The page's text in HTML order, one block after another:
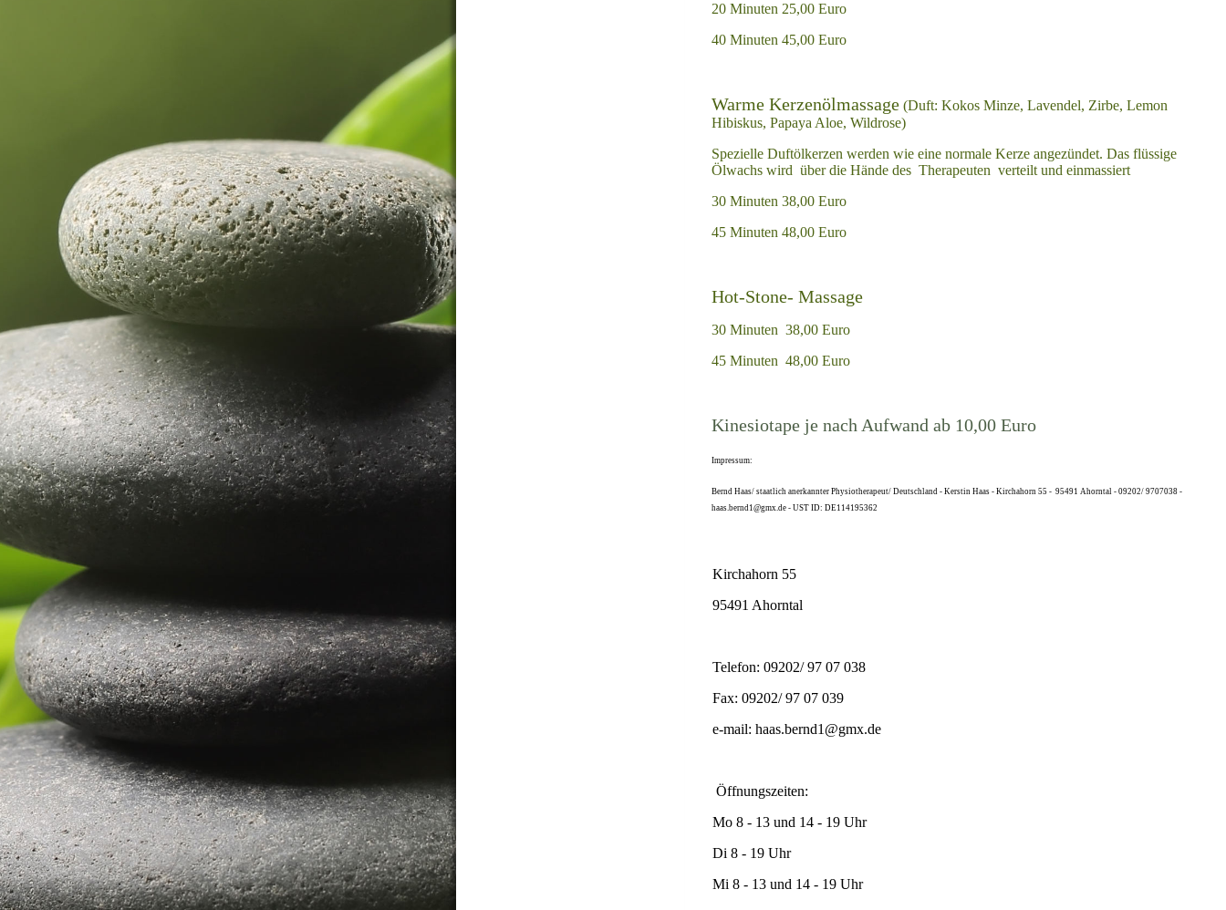
20 Minuten 25,00 Euro
40 Minuten 45,00 Euro
Warme Kerzenölmassage (Duft: Kokos Minze, Lavendel, Zirbe, Lemon
Hibiskus, Papaya Aloe, Wildrose)
Spezielle Duftölkerzen werden wie eine normale Kerze angezündet. Das flüssige
Ölwachs wird über die Hände des Therapeuten verteilt und einmassiert
30 Minuten 38,00 Euro
45 Minuten 48,00 Euro
Hot-Stone- Massage
30 Minuten 38,00 Euro
45 Minuten 48,00 Euro
Kinesiotape je nach Aufwand ab 10,00 Euro
Impressum:
Bernd Haas/ staatlich anerkannter Physiotherapeut/ Deutschland - Kerstin Haas - Kirchahorn 55 - 95491 Ahorntal - 09202/ 9707038 -
haas.bernd1@gmx.de - UST ID: DE114195362
Kirchahorn 55
95491 Ahorntal
Telefon: 09202/ 97 07 038
Fax: 09202/ 97 07 039
e-mail: haas.bernd1@gmx.de
Öffnungszeiten:
Mo 8 - 13 und 14 - 19 Uhr
Di 8 - 19 Uhr
Mi 8 - 13 und 14 - 19 Uhr